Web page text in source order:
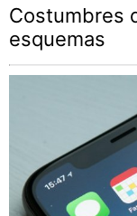
Costumbres
esquemas